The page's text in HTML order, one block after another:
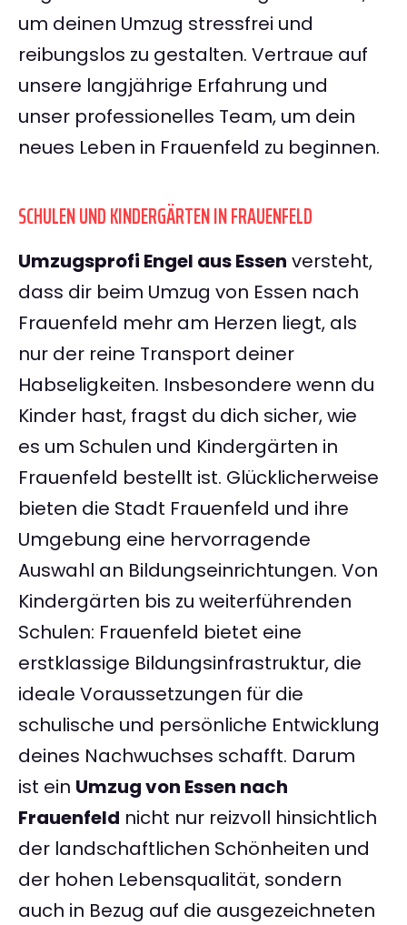
um deinen Umzug stressfrei und
reibungslos zu gestalten. Vertraue auf
unsere langjährige Erfahrung und
unser professionelles Team, um dein
neues Leben in Frauenfeld zu beginnen.
SCHULEN UND KINDERGÄRTEN IN FRAUENFELD
Umzugsprofi Engel aus Essen versteht,
dass dir beim Umzug von Essen nach
Frauenfeld mehr am Herzen liegt, als
nur der reine Transport deiner
Habseligkeiten. Insbesondere wenn du
Kinder hast, fragst du dich sicher, wie
es um Schulen und Kindergärten in
Frauenfeld bestellt ist. Glücklicherweise
bieten die Stadt Frauenfeld und ihre
Umgebung eine hervorragende
Auswahl an Bildungseinrichtungen. Von
Kindergärten bis zu weiterführenden
Schulen: Frauenfeld bietet eine
erstklassige Bildungsinfrastruktur, die
ideale Voraussetzungen für die
schulische und persönliche Entwicklung
deines Nachwuchses schafft. Darum
ist ein Umzug von Essen nach
Frauenfeld nicht nur reizvoll hinsichtlich
der landschaftlichen Schönheiten und
der hohen Lebensqualität, sondern
auch in Bezug auf die ausgezeichneten